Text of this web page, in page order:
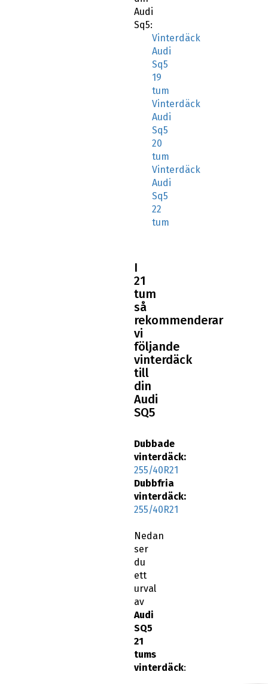
Audi
Sq5:
Vinterdäck
Audi
Sq5
19
tum
Vinterdäck
Audi
Sq5
20
tum
Vinterdäck
Audi
Sq5
22
tum
I
21
tum
så
rekommenderar
vi
följande
vinterdäck
till
din
Audi
SQ5
Dubbade
vinterdäck:
255/40R21
Dubbfria
vinterdäck:
255/40R21
Nedan
ser
du
ett
urval
av
Audi
SQ5
21
tums
vinterdäck: